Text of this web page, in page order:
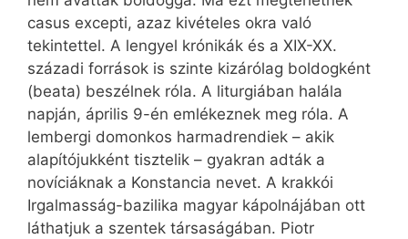
casus excepti, azaz kivételes okra való
tekintettel. A lengyel krónikák és a XIX-XX.
századi források is szinte kizárólag boldogként
(beata) beszélnek róla. A liturgiában halála
napján, április 9-én emlékeznek meg róla. A
lembergi domonkos harmadrendiek – akik
alapítójukként tisztelik – gyakran adták a
novíciáknak a Konstancia nevet. A krakkói
Irgalmasság-bazilika magyar kápolnájában ott
láthatjuk a szentek társaságában. Piotr